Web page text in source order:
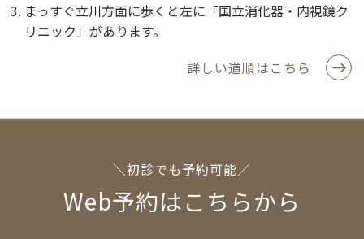
まっすぐ立川方面に歩くと左に「国立消化器・内視鏡ク
リニック」があります。
詳しい道順はこちら
＼初診でも予約可能／
Web予約はこちらから